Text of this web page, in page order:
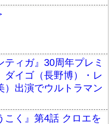
ティガ』30周年プレミ
ダイゴ（長野博）・レ
）出演でウルトラマン
こく』第4話 クロエを